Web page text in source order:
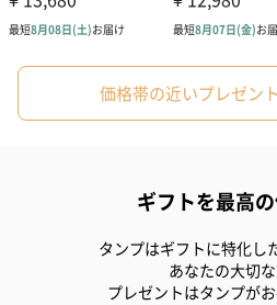
（2,390円）
紅茶・コーヒー・スイーツ
紅茶・コーヒー・スイーツを同梱し
への＋αにおすすめです。
価格帯の近いプレゼン
ギフトを最高の
タンプはギフトに特化し
あなたの大切な
プレゼントはタンプがお